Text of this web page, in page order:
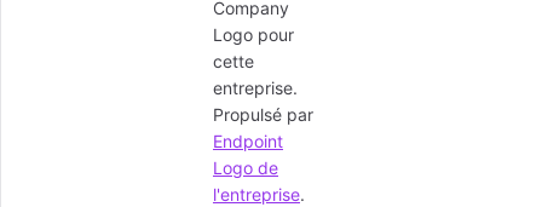
Company
Logo pour
cette
entreprise.
Propulsé par
Endpoint
Logo de
l'entreprise.